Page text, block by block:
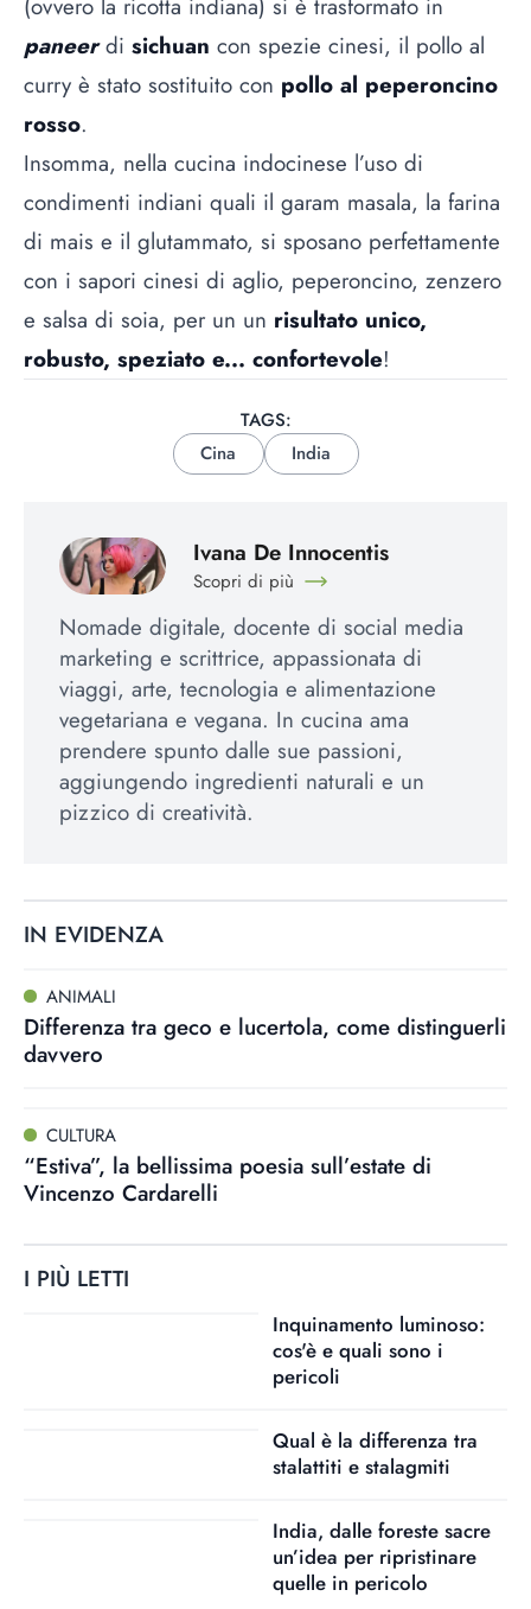
(ovvero la ricotta indiana) si è trasformato in
paneerdi sichuan con spezie cinesi, il pollo al
curry è stato sostituito con pollo al peperoncino
rosso.
Insomma, nella cucina indocinese l’uso di
condimenti indiani quali il garam masala, la farina
di mais e il glutammato, si sposano perfettamente
con i sapori cinesi di aglio, peperoncino, zenzero
e salsa di soia, per un un risultato unico,
robusto, speziato e... confortevole!
TAGS:
Cina
India
Ivana De Innocentis
Scopri di più
Nomade digitale, docente di social media
marketing e scrittrice, appassionata di
viaggi, arte, tecnologia e alimentazione
vegetariana e vegana. In cucina ama
prendere spunto dalle sue passioni,
aggiungendo ingredienti naturali e un
pizzico di creatività.
IN EVIDENZA
ANIMALI
Differenza tra geco e lucertola, come distinguerli
davvero
CULTURA
“Estiva”, la bellissima poesia sull’estate di
Vincenzo Cardarelli
I PIÙ LETTI
Inquinamento luminoso:
cos'è e quali sono i
pericoli
Qual è la differenza tra
stalattiti e stalagmiti
India, dalle foreste sacre
un’idea per ripristinare
quelle in pericolo